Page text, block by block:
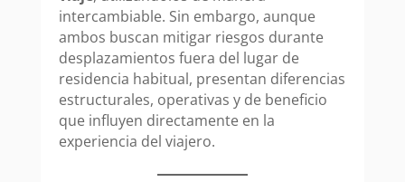
intercambiable. Sin embargo, aunque
ambos buscan mitigar riesgos durante
desplazamientos fuera del lugar de
residencia habitual, presentan diferencias
estructurales, operativas y de beneficio
que influyen directamente en la
experiencia del viajero.